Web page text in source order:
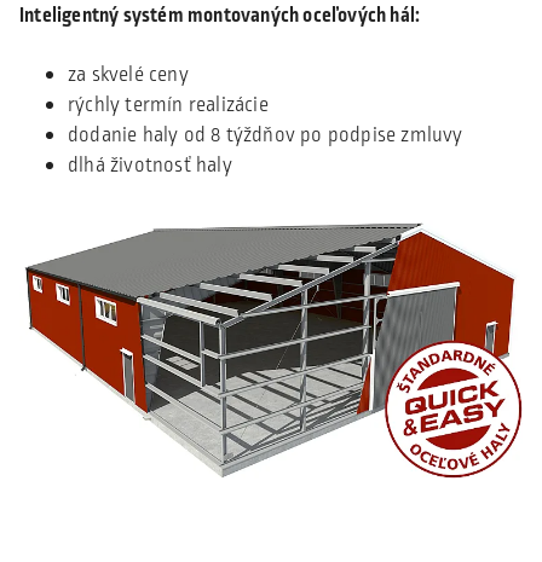
Inteligentný systém montovaných oceľových hál:
za skvelé ceny
rýchly termín realizácie
dodanie haly od 8 týždňov po podpise zmluvy
dlhá životnosť haly